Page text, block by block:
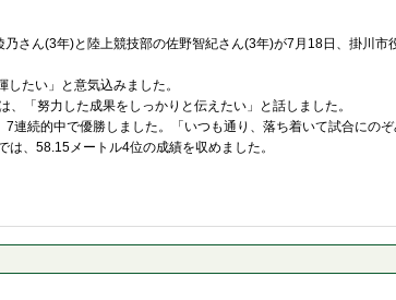
さん(3年)と陸上競技部の佐野智紀さん(3年)が7月18日、掛川
たい」と意気込みました。
「努力した成果をしっかりと伝えたい」と話しました。
続的中で優勝しました。「いつも通り、落ち着いて試合にのぞ
、58.15メートル4位の成績を収めました。